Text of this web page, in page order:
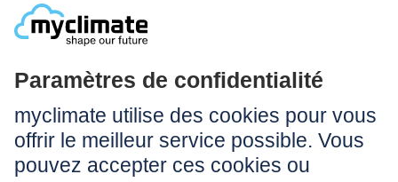
Impressum
Conditions d’utilisation
CGV